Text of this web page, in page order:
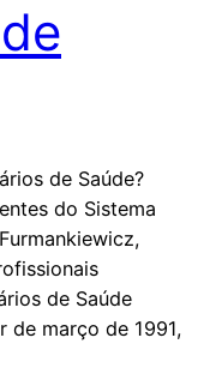
de Saúde?
do Sistema
de Saúde
de março de 1991,